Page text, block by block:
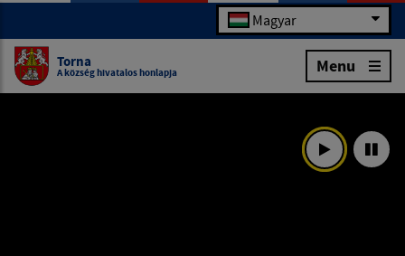
Magyar
Torna
A község hivatalos honlapja Menu